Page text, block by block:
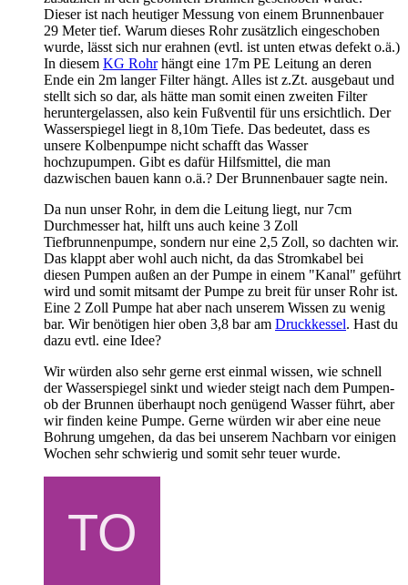
Dieser ist nach heutiger Messung von einem Brunnenbauer
29 Meter tief. Warum dieses Rohr zusätzlich eingeschoben
wurde, lässt sich nur erahnen (evtl. ist unten etwas defekt o.ä.)
In diesem KG Rohrhängt eine 17m PE Leitung an deren
Ende ein 2m langer Filter hängt. Alles ist z.Zt. ausgebaut und
stellt sich so dar, als hätte man somit einen zweiten Filter
heruntergelassen, also kein Fußventil für uns ersichtlich. Der
Wasserspiegel liegt in 8,10m Tiefe. Das bedeutet, dass es
unsere Kolbenpumpe nicht schafft das Wasser
hochzupumpen. Gibt es dafür Hilfsmittel, die man
dazwischen bauen kann o.ä.? Der Brunnenbauer sagte nein.
Da nun unser Rohr, in dem die Leitung liegt, nur 7cm
Durchmesser hat, hilft uns auch keine 3 Zoll
Tiefbrunnenpumpe, sondern nur eine 2,5 Zoll, so dachten wir.
Das klappt aber wohl auch nicht, da das Stromkabel bei
diesen Pumpen außen an der Pumpe in einem "Kanal" geführt
wird und somit mitsamt der Pumpe zu breit für unser Rohr ist.
Eine 2 Zoll Pumpe hat aber nach unserem Wissen zu wenig
bar. Wir benötigen hier oben 3,8 bar am Druckkessel. Hast du
dazu evtl. eine Idee?
Wir würden also sehr gerne erst einmal wissen, wie schnell
der Wasserspiegel sinkt und wieder steigt nach dem Pumpen-
ob der Brunnen überhaupt noch genügend Wasser führt, aber
wir finden keine Pumpe. Gerne würden wir aber eine neue
Bohrung umgehen, da das bei unserem Nachbarn vor einigen
Wochen sehr schwierig und somit sehr teuer wurde.